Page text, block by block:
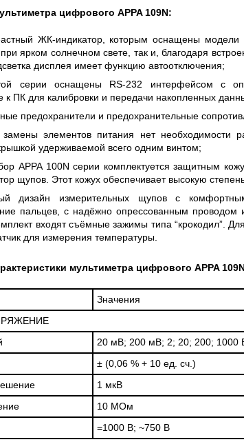
цифрового APPA 109N:
ЖК-индикатор, которым оснащены
ярком солнечном свете, так и, благодаря
дисплея имеет функцию автоотключения;
серии оснащены RS-232 интерфейсом с
к ПК для калибровки и передачи накопленных
предохранители и предохранительные
элементов питания нет необходимости
удерживаемой всего одним винтом;
APPA 100N серии комплектуется защитным
щупов. Этот кожух обеспечивает высокую
дизайн измерительных щупов с
пальцев, с надёжно опрессованным
входят съёмные зажимы типа “крокодил”.
для измерения температуры.
мультиметра цифрового APPA
Значения
20 мВ; 200 мВ; 2; 20; 200; 1000
± (0,06 % + 10 ед. сч.)
1 мкВ
10 МОм
=1000 В; ~750 В